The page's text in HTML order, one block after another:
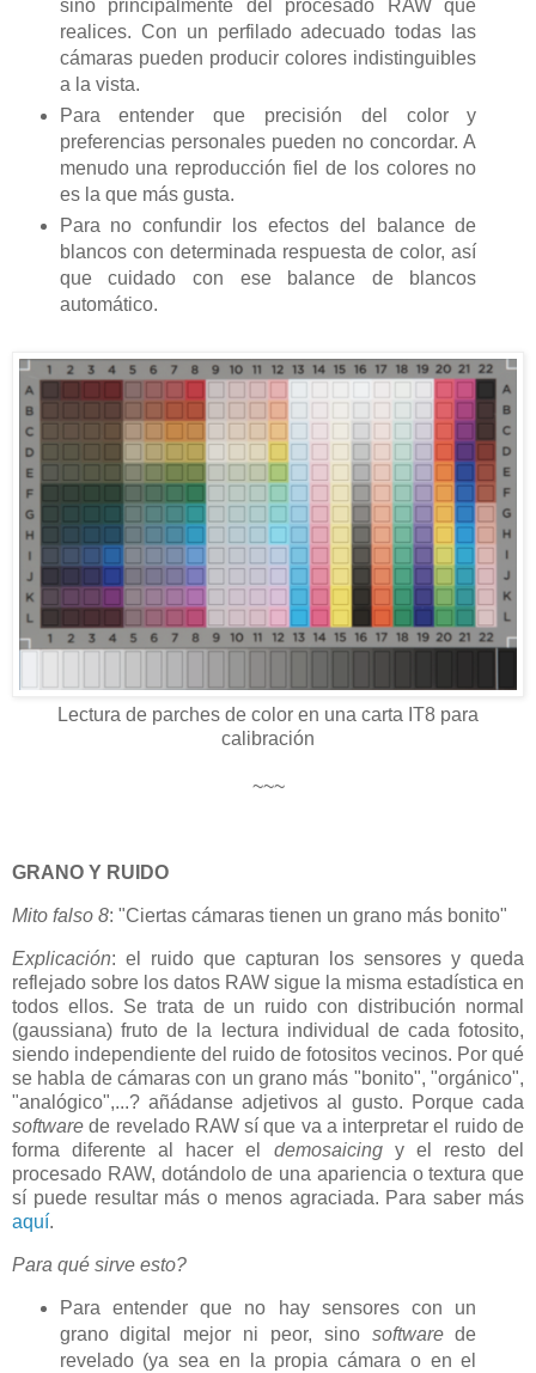
sino principalmente del procesado RAW que
realices. Con un perfilado adecuado todas las
cámaras pueden producir colores indistinguibles
a la vista.
Para entender que precisión del color y
preferencias personales pueden no concordar. A
menudo una reproducción fiel de los colores no
es la que más gusta.
Para no confundir los efectos del balance de
blancos con determinada respuesta de color, así
que cuidado con ese balance de blancos
automático.
Lectura de parches de color en una carta IT8 para
calibración
~~~
GRANO Y RUIDO
Mito falso 8: "Ciertas cámaras tienen un grano más bonito"
Explicación: el ruido que capturan los sensores y queda
reflejado sobre los datos RAW sigue la misma estadística en
todos ellos. Se trata de un ruido con distribución normal
(gaussiana) fruto de la lectura individual de cada fotosito,
siendo independiente del ruido de fotositos vecinos. Por qué
se habla de cámaras con un grano más "bonito", "orgánico",
"analógico",...? añádanse adjetivos al gusto. Porque cada
software de revelado RAW sí que va a interpretar el ruido de
forma diferente al hacer el demosaicingy el resto del
procesado RAW, dotándolo de una apariencia o textura que
sí puede resultar más o menos agraciada. Para saber más
aquí.
Para qué sirve esto?
Para entender que no hay sensores con un
grano digital mejor ni peor, sino softwarede
revelado (ya sea en la propia cámara o en el